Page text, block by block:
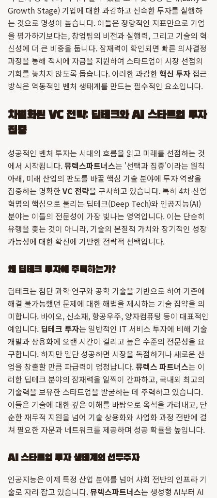
Growth Stage) 기업에 대한 과감하고 신속한 투자를 실행하
는 것으로 명성이 높습니다. 이들은 정량적인 지표만으로 기업
을 평가하기보다는, 창업팀의 비전과 실행력, 그리고 기술의 혁
신성에 더 큰 비중을 둡니다. 잠재력이 확인되면 빠른 의사결정
과정을 통해 적시에 자금을 지원하여 스타트업이 시장 선점의
기회를 놓치지 않도록 돕습니다. 이러한 과감한혁신 투자 접근
방식은 역동적인 벤처 생태계를 만드는 필수적인 요소입니다.
차별화된 VC 전략: 딥테크와 AI 스타트업 투자
집중
성공적인 벤처 투자는 시대의 흐름을 읽고 미래를 선점하는 것
에서 시작됩니다.뮤렉스파트너스는 '선택과 집중'이라는 원칙
아래, 미래 산업의 판도를 바꿀 핵심 기술 분야에 투자 역량을
집중하는 명확한VC 전략을 구사하고 있습니다. 특히 4차 산업
혁명의 핵심으로 불리는 딥테크(Deep Tech)와 인공지능(AI)
분야는 이들의 전문성이 가장 빛나는 영역입니다. 이는 단순히
유행을 좇는 것이 아니라, 기술의 본질적 가치와 장기적인 성장
가능성에 대한 확신에 기반한 전략적 선택입니다.
왜 딥테크 투자에 주목하는가?
딥테크는 첨단 과학 연구와 공학 기술을 기반으로 하여 기존에
해결 불가능했던 문제에 대한 해법을 제시하는 기술 집약을 의
미합니다. 바이오, 신소재, 항공우주, 양자컴퓨팅 등이 대표적인
예입니다. 딥테크 투자는 일반적인 IT 서비스 투자에 비해 기술
개발과 상용화에 오랜 시간이 걸리고 높은 수준의 전문성을 요
구합니다. 하지만 일단 성공하면 시장을 독점하거나 새로운 산
업을 창출할 만큼 파급력이 엄청납니다.뮤렉스 파트너스는 이
러한 딥테크 분야의 잠재력을 일찍이 간파하고, 국내외 최고의
기술력을 보유한 스타트업을 발굴하는 데 주력하고 있습니다.
이들은 기술에 대한 깊은 이해를 바탕으로 옥석을 가려내고, 단
순한 재무적 지원을 넘어 기술 상용화와 사업화 과정 전반에 걸
쳐 필요한 자문과 네트워크를 제공하며 성공 확률을 높입니다.
AI 스타트업 투자 생태계의 선두주자
인공지능은 이제 특정 산업 분야를 넘어 사회 전반의 인프라 기
술로 자리 잡고 있습니다.뮤렉스파트너스는 생성형 AI부터 AI